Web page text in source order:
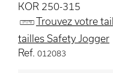
KOR 250-315
Trouvez votre
tailles Safety Jogger
Ref. 012083